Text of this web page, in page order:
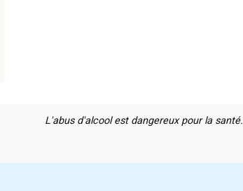
L'abus d'alcool est dangereux pour la santé.